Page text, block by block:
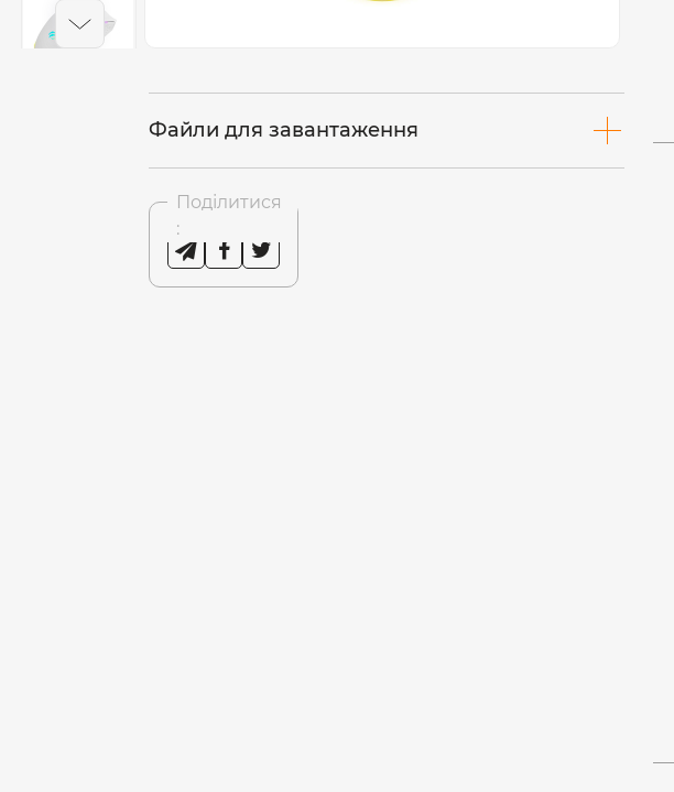
Файли для завантаження
Поділитися
: